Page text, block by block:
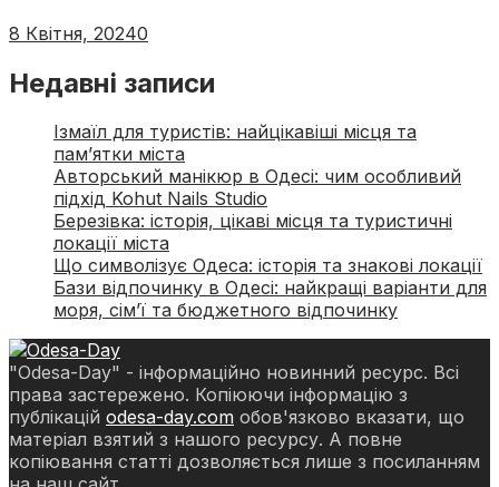
8 Квітня, 20240
Недавні записи
Ізмаїл для туристів: найцікавіші місця та
пам’ятки міста
Авторський манікюр в Одесі: чим особливий
підхід Kohut Nails Studio
Березівка: історія, цікаві місця та туристичні
локації міста
Що символізує Одеса: історія та знакові локації
Бази відпочинку в Одесі: найкращі варіанти для
моря, сім’ї та бюджетного відпочинку
"Odesa-Day" - інформаційно новинний ресурс. Всі
права застережено. Копіюючи інформацію з
публікацій odesa-day.com обов'язково вказати, що
матеріал взятий з нашого ресурсу. А повне
копіювання статті дозволяється лише з посиланням